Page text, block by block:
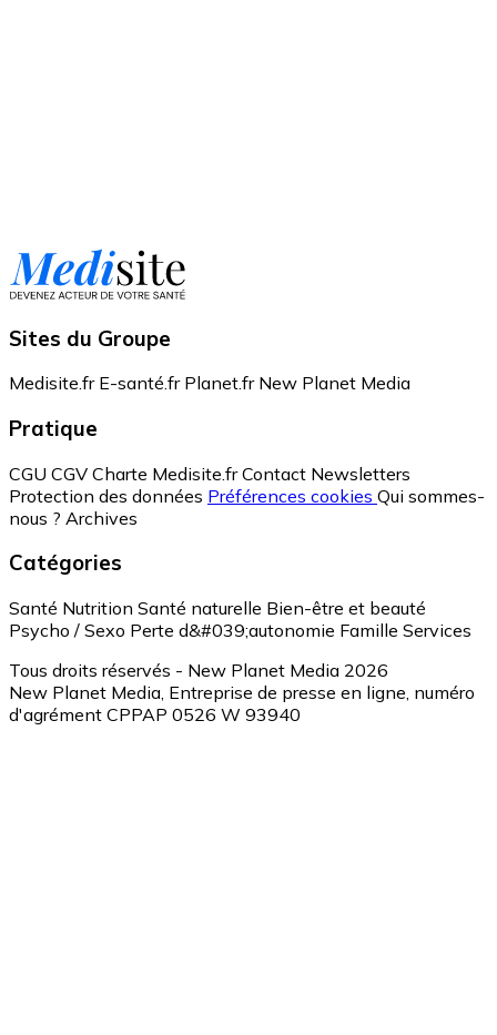
Sites du Groupe
Medisite.fr E-santé.fr Planet.fr New Planet Media
Pratique
CGU CGV Charte Medisite.fr Contact Newsletters
Protection des données Préférences cookies Qui sommes-
nous ? Archives
Catégories
Santé Nutrition Santé naturelle Bien-être et beauté
Psycho / Sexo Perte d&#039;autonomie Famille Services
Tous droits réservés - New Planet Media 2026
New Planet Media, Entreprise de presse en ligne, numéro
d'agrément CPPAP 0526 W 93940